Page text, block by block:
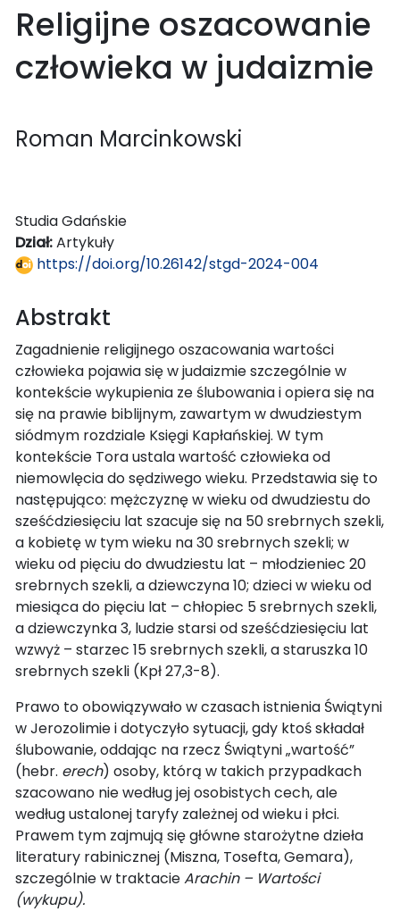
Religijne oszacowanie
człowieka w judaizmie
Roman Marcinkowski
Studia Gdańskie
Dział:Artykuły
https://doi.org/10.26142/stgd-2024-004
Abstrakt
Zagadnienie religijnego oszacowania wartości
człowieka pojawia się w judaizmie szczególnie w
kontekście wykupienia ze ślubowania i opiera się na
się na prawie biblijnym, zawartym w dwudziestym
siódmym rozdziale Księgi Kapłańskiej. W tym
kontekście Tora ustala wartość człowieka od
niemowlęcia do sędziwego wieku. Przedstawia się to
następująco: mężczyznę w wieku od dwudziestu do
sześćdziesięciu lat szacuje się na 50 srebrnych szekli,
a kobietę w tym wieku na 30 srebrnych szekli; w
wieku od pięciu do dwudziestu lat – młodzieniec 20
srebrnych szekli, a dziewczyna 10; dzieci w wieku od
miesiąca do pięciu lat – chłopiec 5 srebrnych szekli,
a dziewczynka 3, ludzie starsi od sześćdziesięciu lat
wzwyż – starzec 15 srebrnych szekli, a staruszka 10
srebrnych szekli (Kpł 27,3-8).
Prawo to obowiązywało w czasach istnienia Świątyni
w Jerozolimie i dotyczyło sytuacji, gdy ktoś składał
ślubowanie, oddając na rzecz Świątyni „wartość”
(hebr. erech) osoby, którą w takich przypadkach
szacowano nie według jej osobistych cech, ale
według ustalonej taryfy zależnej od wieku i płci.
Prawem tym zajmują się główne starożytne dzieła
literatury rabinicznej (Miszna, Tosefta, Gemara),
szczególnie w traktacieArachin – Wartości
(wykupu).